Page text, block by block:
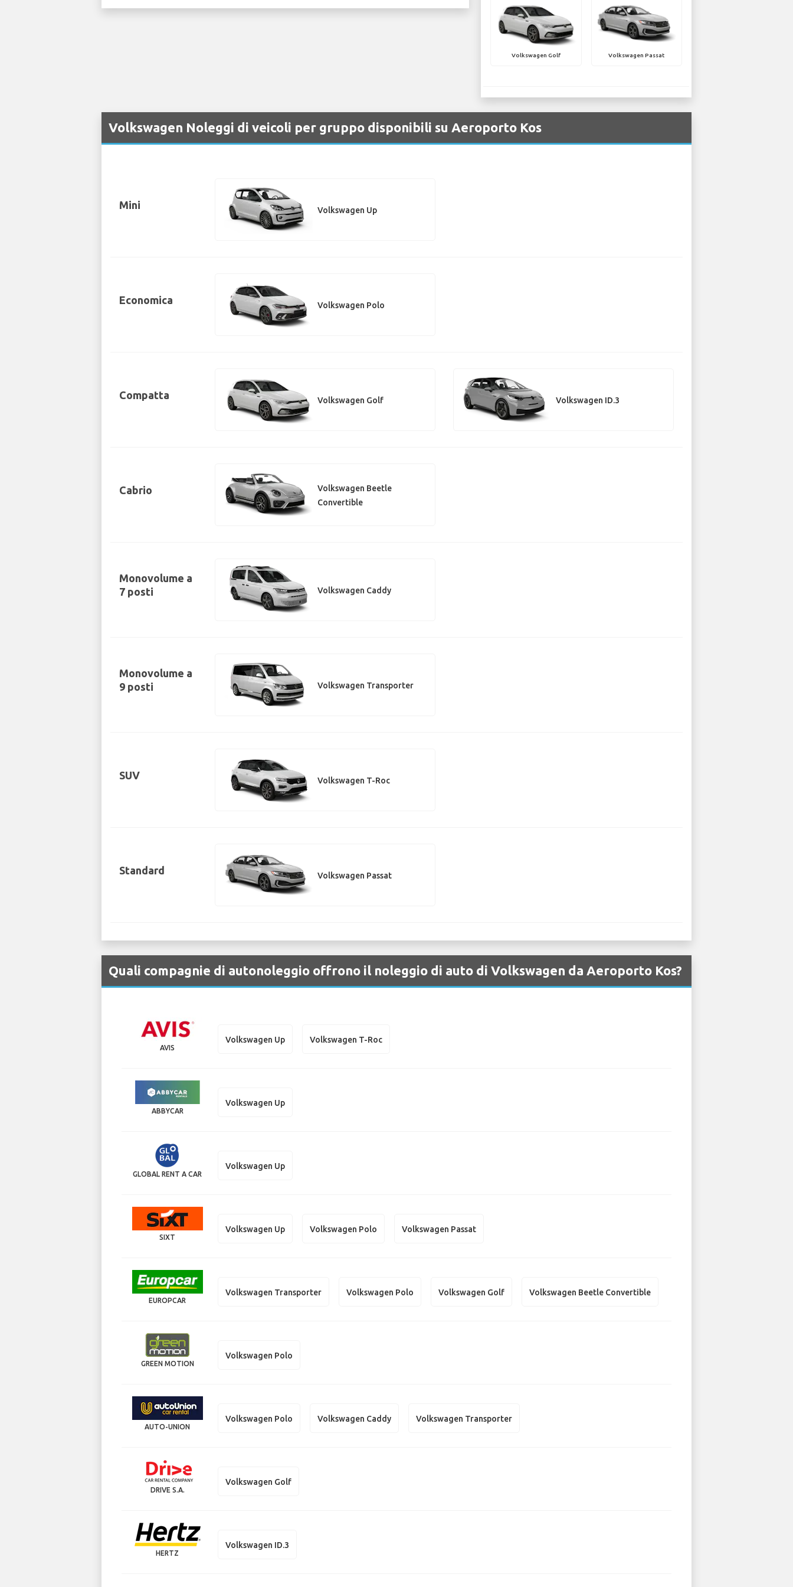
Volkswagen Golf Volkswagen Passat
Volkswagen Noleggi di veicoli per gruppo disponibili su Aeroporto Kos
Mini Volkswagen Up
Economica Volkswagen Polo
Compatta Volkswagen Golf Volkswagen ID.3
Cabrio
Volkswagen Beetle
Convertible
Monovolume a
7 posti
Volkswagen Caddy
Monovolume a
9 posti
Volkswagen Transporter
SUV Volkswagen T-Roc
Standard Volkswagen Passat
Quali compagnie di autonoleggio offrono il noleggio di auto di Volkswagen da Aeroporto Kos?
AVIS
Volkswagen Up Volkswagen T-Roc
ABBYCAR
Volkswagen Up
GLOBAL RENT A CAR
Volkswagen Up
SIXT
Volkswagen Up Volkswagen Polo Volkswagen Passat
EUROPCAR
Volkswagen Transporter Volkswagen Polo Volkswagen Golf Volkswagen Beetle Convertible
GREEN MOTION
Volkswagen Polo
AUTO-UNION
Volkswagen Polo Volkswagen Caddy Volkswagen Transporter
DRIVE S.A.
Volkswagen Golf
HERTZ
Volkswagen ID.3